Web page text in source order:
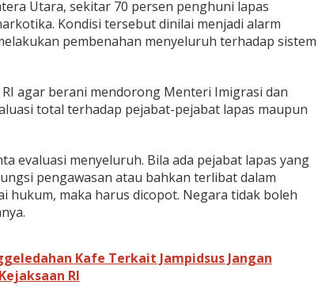
Utara, sekitar 70 persen penghuni lapas
Kondisi tersebut dinilai menjadi alarm
pembenahan menyeluruh terhadap sistem
RI agar berani mendorong Menteri Imigrasi dan
total terhadap pejabat-pejabat lapas maupun
evaluasi menyeluruh. Bila ada pejabat lapas yang
pengawasan atau bahkan terlibat dalam
hukum, maka harus dicopot. Negara tidak boleh
Kafe Terkait Jampidsus Jangan
RI